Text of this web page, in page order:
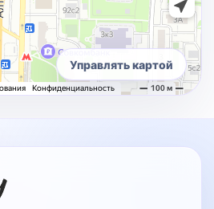
Управлять картой